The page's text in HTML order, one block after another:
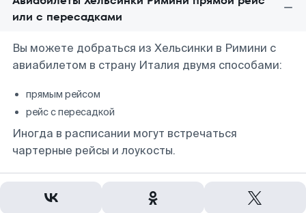
или с пересадками
Вы можете добраться из Хельсинки в Римини с
авиабилетом в страну Италия двумя способами:
прямым рейсом
рейс с пересадкой
Иногда в расписании могут встречаться
чартерные рейсы и лоукосты.